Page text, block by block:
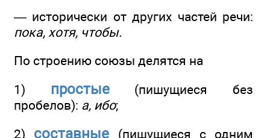
— исторически от других частей речи:
пока, хотя, чтобы.
По строению союзы делятся на
1) простые(пишущиеся без
пробелов): а, ибо;
2) составные (пишущиеся с одним